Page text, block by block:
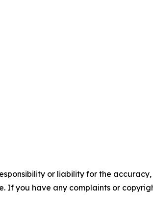
or liability for the
If you have any complaints or